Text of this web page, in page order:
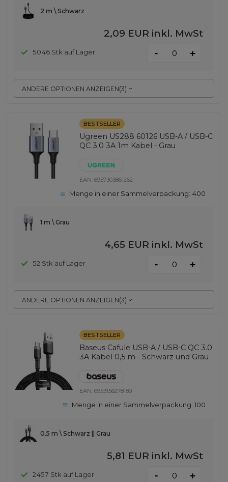
ANDERE OPTIONEN ANZEIGEN(3)
2 m \ Schwarz
2,09 EUR inkl. MwSt
5046 Stk auf Lager - +
BESTSELLER
Ugreen US288 60126 USB-A / USB-C
QC 3.0 3A 1m Kabel - Grau
EAN:6957303861262
Menge in einer Sammelverpackung: 400
ANDERE OPTIONEN ANZEIGEN(3)
1 m \ Grau
4,65 EUR inkl. MwSt
52 Stk auf Lager - +
BESTSELLER
Baseus Cafule USB-A / USB-C QC 3.0
3A Kabel 0,5 m - Schwarz und Grau
EAN:6953156278189
Menge in einer Sammelverpackung:100
0.5 m \ Schwarz || Grau
5,81 EUR inkl. MwSt
2457 Stk auf Lager - +